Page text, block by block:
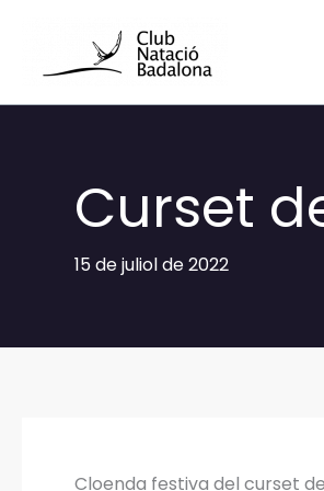
contingut
Curset
15 de juliol de 2022
Cloenda festiva del curset